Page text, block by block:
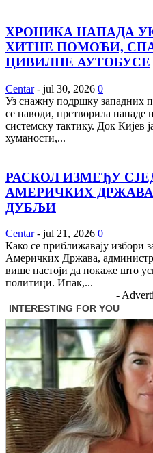
ХРОНИКА НАПАДА
ХИТНЕ ПОМОЋИ,
ЦИВИЛНЕ АУТОБУСЕ
Centar - jul 30, 2026 0
Уз снажну подршку западних
се наводи, претворила
системску тактику. Док Кијев
хуманости,...
РАСКОЛ ИЗМЕЂУ
АМЕРИЧКИХ ДРЖАВА
ДУБЉИ
Centar - jul 21, 2026 0
Како се приближавају избори
Америчких Држава,
више настоји да покаже што
политици. Ипак,...
-